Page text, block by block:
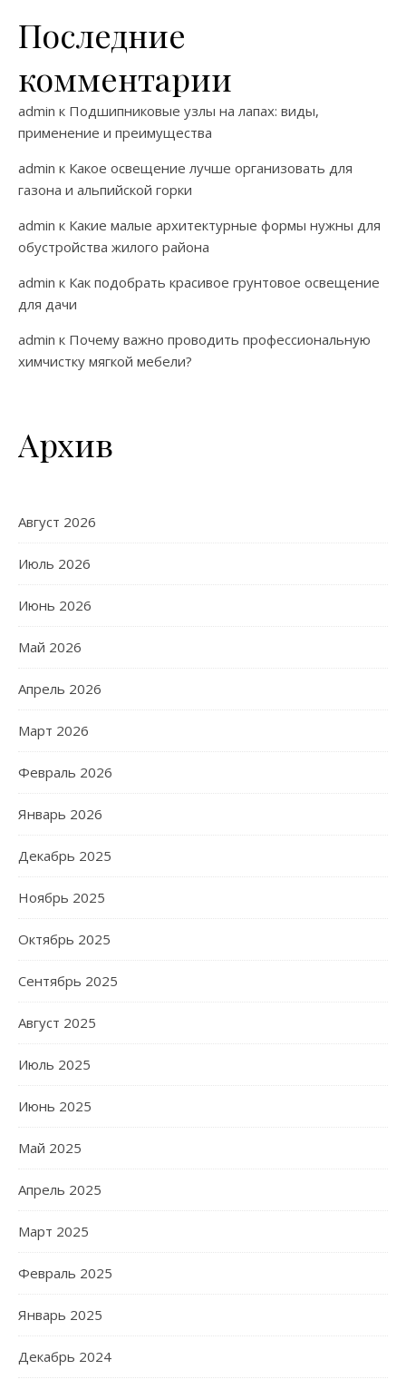
Последние
комментарии
admin к Подшипниковые узлы на лапах: виды,
применение и преимущества
admin к Какое освещение лучше организовать для
газона и альпийской горки
admin к Какие малые архитектурные формы нужны для
обустройства жилого района
admin к Как подобрать красивое грунтовое освещение
для дачи
admin к Почему важно проводить профессиональную
химчистку мягкой мебели?
Архив
Август 2026
Июль 2026
Июнь 2026
Май 2026
Апрель 2026
Март 2026
Февраль 2026
Январь 2026
Декабрь 2025
Ноябрь 2025
Октябрь 2025
Сентябрь 2025
Август 2025
Июль 2025
Июнь 2025
Май 2025
Апрель 2025
Март 2025
Февраль 2025
Январь 2025
Декабрь 2024